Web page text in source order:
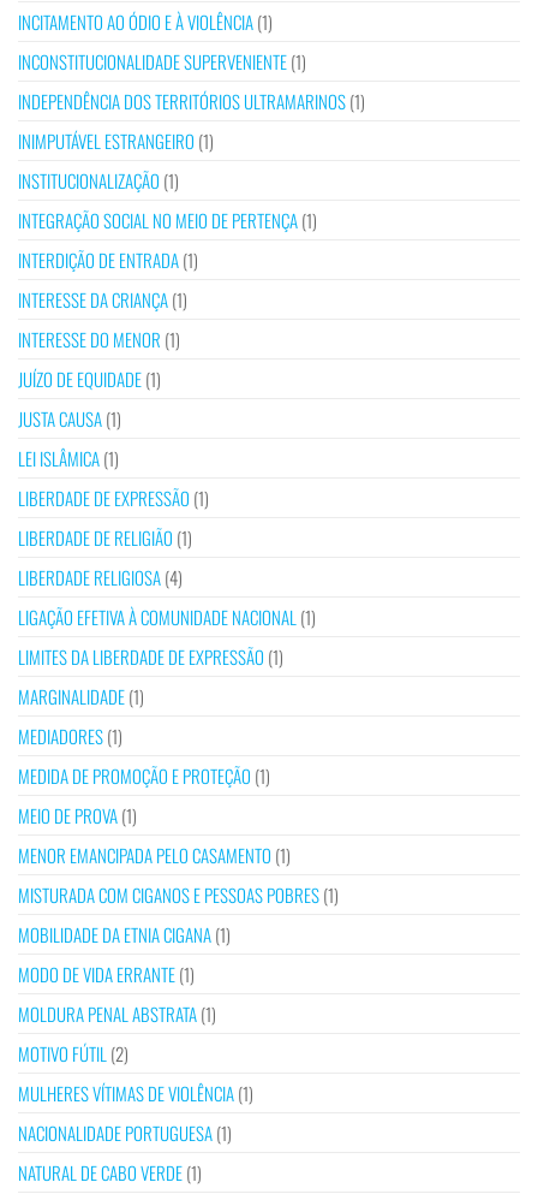
INCITAMENTO AO ÓDIO E À VIOLÊNCIA(1)
INCONSTITUCIONALIDADE SUPERVENIENTE(1)
INDEPENDÊNCIA DOS TERRITÓRIOS ULTRAMARINOS(1)
INIMPUTÁVEL ESTRANGEIRO (1)
INSTITUCIONALIZAÇÃO (1)
INTEGRAÇÃO SOCIAL NO MEIO DE PERTENÇA(1)
INTERDIÇÃO DE ENTRADA(1)
INTERESSE DA CRIANÇA(1)
INTERESSE DO MENOR (1)
JUÍZO DE EQUIDADE(1)
JUSTA CAUSA(1)
LEI ISLÂMICA(1)
LIBERDADE DE EXPRESSÃO (1)
LIBERDADE DE RELIGIÃO (1)
LIBERDADE RELIGIOSA(4)
LIGAÇÃO EFETIVA À COMUNIDADE NACIONAL (1)
LIMITES DA LIBERDADE DE EXPRESSÃO (1)
MARGINALIDADE(1)
MEDIADORES(1)
MEDIDA DE PROMOÇÃO E PROTEÇÃO (1)
MEIO DE PROVA(1)
MENOR EMANCIPADA PELO CASAMENTO (1)
MISTURADA COM CIGANOS E PESSOAS POBRES(1)
MOBILIDADE DA ETNIA CIGANA(1)
MODO DE VIDA ERRANTE(1)
MOLDURA PENAL ABSTRATA(1)
MOTIVO FÚTIL (2)
MULHERES VÍTIMAS DE VIOLÊNCIA(1)
NACIONALIDADE PORTUGUESA(1)
NATURAL DE CABO VERDE(1)